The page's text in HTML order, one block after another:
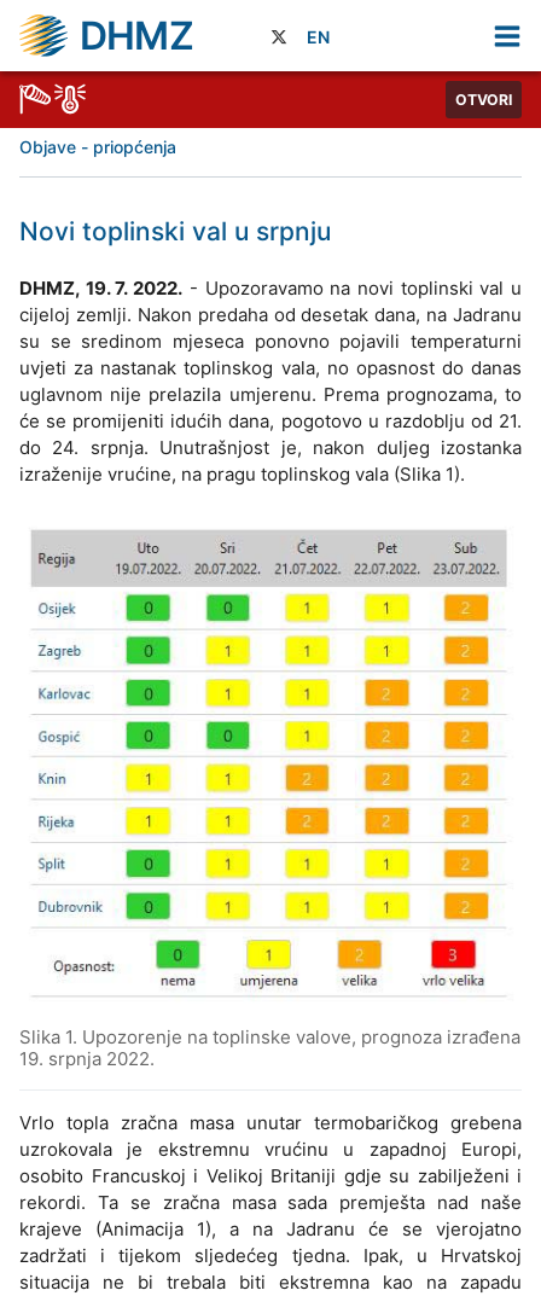
DHMZ EN
OTVORI
Objave - priopćenja
Novi toplinski val u srpnju
DHMZ, 19. 7. 2022. - Upozoravamo na novi toplinski val u
cijeloj zemlji. Nakon predaha od desetak dana, na Jadranu
su se sredinom mjeseca ponovno pojavili temperaturni
uvjeti za nastanak toplinskog vala, no opasnost do danas
uglavnom nije prelazila umjerenu. Prema prognozama, to
će se promijeniti idućih dana, pogotovo u razdoblju od 21.
do 24. srpnja. Unutrašnjost je, nakon duljeg izostanka
izraženije vrućine, na pragu toplinskog vala (Slika 1).
Slika 1. Upozorenje na toplinske valove, prognoza izrađena
19. srpnja 2022.
Vrlo topla zračna masa unutar termobaričkog grebena
uzrokovala je ekstremnu vrućinu u zapadnoj Europi,
osobito Francuskoj i Velikoj Britaniji gdje su zabilježeni i
rekordi. Ta se zračna masa sada premješta nad naše
krajeve (Animacija 1), a na Jadranu će se vjerojatno
zadržati i tijekom sljedećeg tjedna. Ipak, u Hrvatskoj
situacija ne bi trebala biti ekstremna kao na zapadu